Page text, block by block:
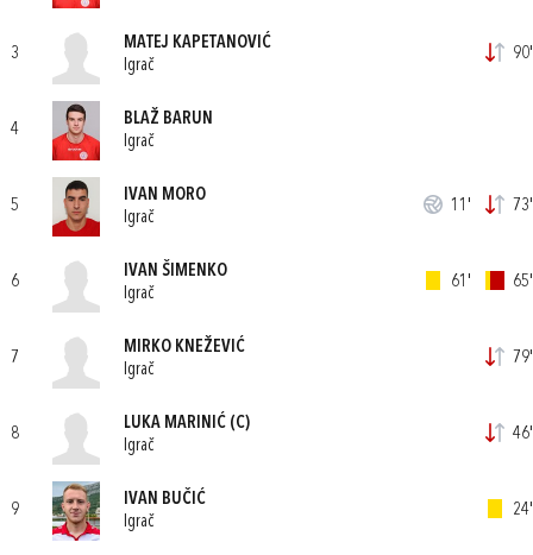
3
MATEJ KAPETANOVIĆ
Igrač
90'
4
BLAŽ BARUN
Igrač
5
IVAN MORO
Igrač
11' 73'
6
IVAN ŠIMENKO
Igrač
61' 65'
7
MIRKO KNEŽEVIĆ
Igrač
79'
8
LUKA MARINIĆ (C)
Igrač
46'
9
IVAN BUČIĆ
Igrač
24'